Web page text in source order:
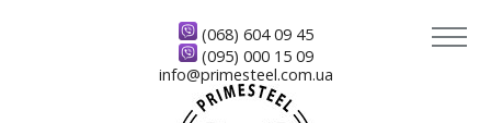
(068) 604 09 45
(095) 000 15 09
info@primesteel.com.ua